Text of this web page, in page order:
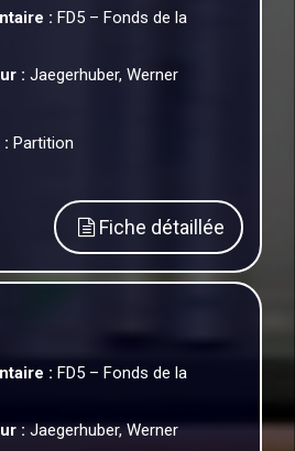
: FD5 – Fonds de la
: Jaegerhuber, Werner
Partition
Fiche détaillée
: FD5 – Fonds de la
: Jaegerhuber, Werner